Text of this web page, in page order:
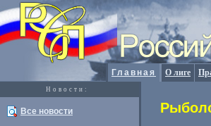
Главная О лиге
Новости:
Все новости